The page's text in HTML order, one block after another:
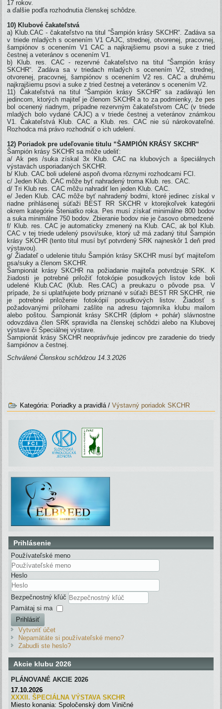
17 rokov.
a ďalšie podľa rozhodnutia členskej schôdze.
10) Klubové čakateľstvá
a) Klub.CAC - čakateľstvo na titul “Šampión krásy SKCHR“. Zadáva sa
v triede mladých s ocenením V1 CAJC, strednej, otvorenej, pracovnej,
šampiónov s ocenením V1 CAC a najkrajšiemu psovi a suke z tried
čestnej a veteránov s ocenením V1.
b) Klub. res. CAC - rezervné čakateľstvo na titul “Šampión krásy
SKCHR“. Zadáva sa v triedach mladých s ocenením V2, strednej,
otvorenej, pracovnej, šampiónov s ocenením V2 res. CAC a druhému
najkrajšiemu psovi a suke z tried čestnej a veteránov s ocenením V2.
11) Čakateľstvá na titul “Šampión krásy SKCHR“ sa zadávajú len
jedincom, ktorých majiteľ je členom SKCHR a to za podmienky, že pes
bol ocenený riadnym, prípadne rezervným čakateľstvom CAC (v triede
mladých bolo vydané CAJC) a v triede čestnej a veteránov známkou
V1. Čakateľstvá Klub. CAC a Klub. res. CAC nie sú nárokovateľné.
Rozhodca má právo rozhodnúť o ich udelení.
12) Poriadok pre udeľovanie titulu “ŠAMPIÓN KRÁSY SKCHR“
Šampión krásy SKCHR sa môže udeliť:
a/ Ak pes /suka získal 3x Klub. CAC na klubových a špeciálnych
výstavách usporiadaných SKCHR.
b/ Klub. CAC boli udelené aspoň dvoma rôznymi rozhodcami FCI.
c/ Jeden Klub. CAC môže byť nahradený troma Klub. res. CAC.
d/ Tri Klub res. CAC môžu nahradiť len jeden Klub. CAC.
e/ Jeden Klub. CAC môže byť nahradený bodmi, ktoré jedinec získal v
riadne prihlásenej súťaži BEST RR SKCHR v ktorejkoľvek kategórii
okrem kategórie Šteniatko roka. Pes musí získať minimálne 800 bodov
a suka minimálne 750 bodov. Zbieranie bodov nie je časovo obmedzené
f/ Klub. res. CAC je automaticky zmenený na Klub. CAC, ak bol Klub.
CAC v tej triede udelený psovi/suke, ktorý už má zadaný titul Šampión
krásy SKCHR (tento titul musí byť potvrdený SRK najneskôr 1 deň pred
výstavou).
g/ Žiadateľ o udelenie titulu Šampión krásy SKCHR musí byť majiteľom
psa/suky a členom SKCHR.
Šampionát krásy SKCHR na požiadanie majiteľa potvrdzuje SRK. K
žiadosti je potrebné priložiť fotokópie posudkových listov kde boli
udelené Klub.CAC (Klub. Res.CAC) a preukazu o pôvode psa. V
prípade, že si uplatňujete body priznané v súťaži BEST RR SKCHR, nie
je potrebné priloženie fotokópií posudkových listov. Žiadosť s
požadovanými prílohami zašlite na adresu tajomníka klubu mailom
alebo poštou. Šampionát krásy SKCHR (diplom + pohár) slávnostne
odovzdáva člen SRK spravidla na členskej schôdzi alebo na Klubovej
výstave či Špeciálnej výstave.
Šampionát krásy SKCHR neoprávňuje jedincov pre zaradenie do triedy
šampiónov a čestnej.
Schválené Členskou schôdzou 14.3.2026
Kategória: Poriadky a pravidlá /Výstavný poriadok SKCHR
Prihlásenie
Používateľské meno
Heslo
Bezpečnostný kľúč
Pamätaj si ma
Prihlásiť
Vytvoriť účet
Nepamätáte si používateľské meno?
Zabudli ste heslo?
Akcie klubu 2026
PLÁNOVANÉ AKCIE 2026
17.10.2026
XXXII. ŠPECIÁLNA VÝSTAVA SKCHR
Miesto konania: Spoločenský dom Viničné